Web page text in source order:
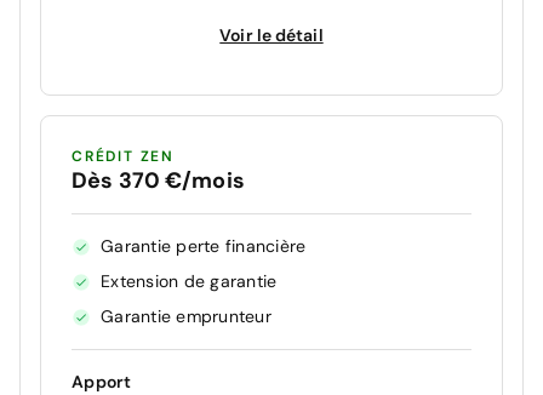
Voir le détail
CRÉDIT ZEN
Dès 370 €/mois
Garantie perte financière
Extension de garantie
Garantie emprunteur
Apport